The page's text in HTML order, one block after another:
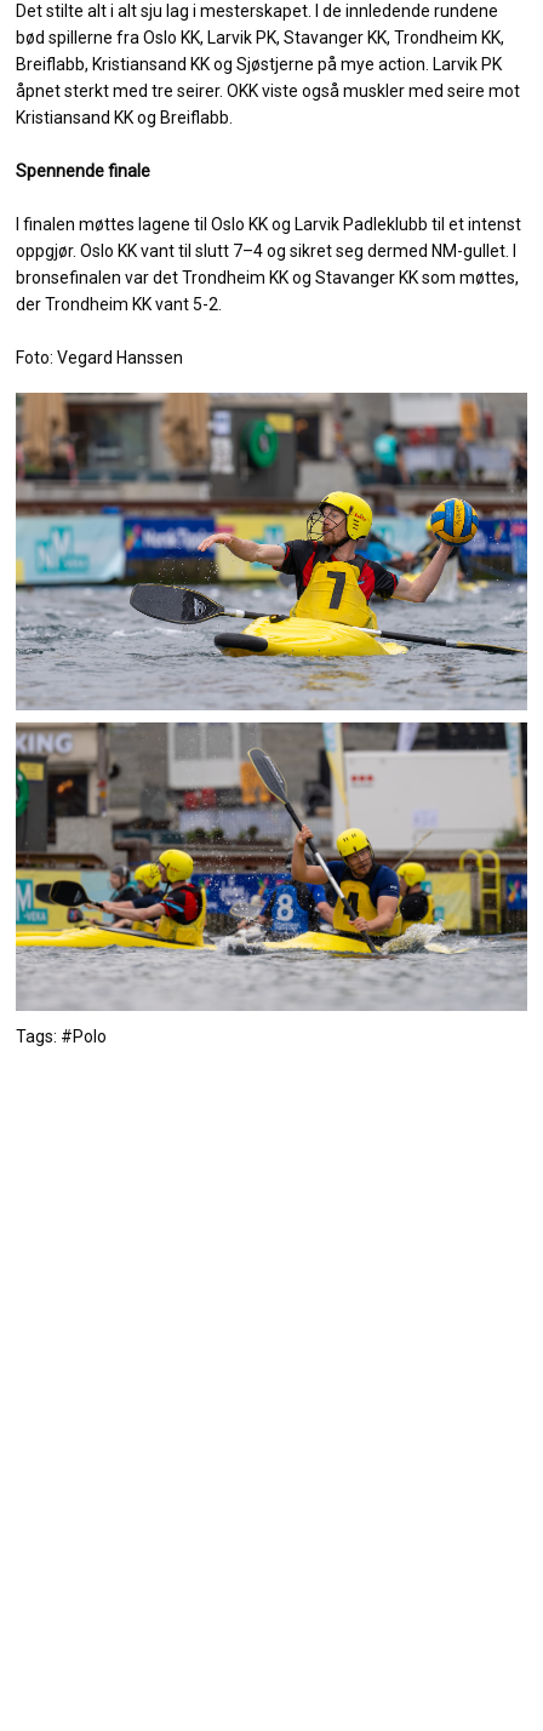
Det stilte alt i alt sju lag i mesterskapet. I de innledende rundene
bød spillerne fra Oslo KK, Larvik PK, Stavanger KK, Trondheim KK,
Breiflabb, Kristiansand KK og Sjøstjerne på mye action. Larvik PK
åpnet sterkt med tre seirer. OKK viste også muskler med seire mot
Kristiansand KK og Breiflabb.
Spennende finale
I finalen møttes lagene til Oslo KK og Larvik Padleklubb til et intenst
oppgjør. Oslo KK vant til slutt 7–4 og sikret seg dermed NM-gullet. I
bronsefinalen var det Trondheim KK og Stavanger KK som møttes,
der Trondheim KK vant 5-2.
Foto: Vegard Hanssen
Tags: #Polo